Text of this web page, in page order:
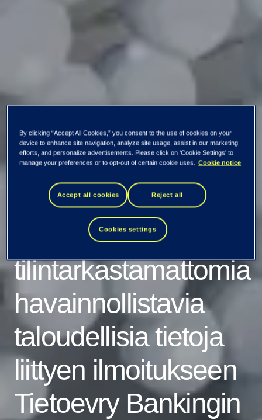
Kaikki uutiset ja tiedotteet
Tietoevry julkistaa
tiettyjä alustavia
tilintarkastamattomia
havainnollistavia
taloudellisia tietoja
liittyen ilmoitukseen
Tietoevry Bankingin
By clicking “Accept All Cookies,” you consent to the use of cookies on your
device to enhance site navigation, analyze site usage, assist in our marketing
efforts, and personalize advertisements. Please click on 'Cookie Settings' to
manage your preferences or to opt-out of certain cookie uses.
Cookie notice
Accept all cookies Reject all
Cookies settings